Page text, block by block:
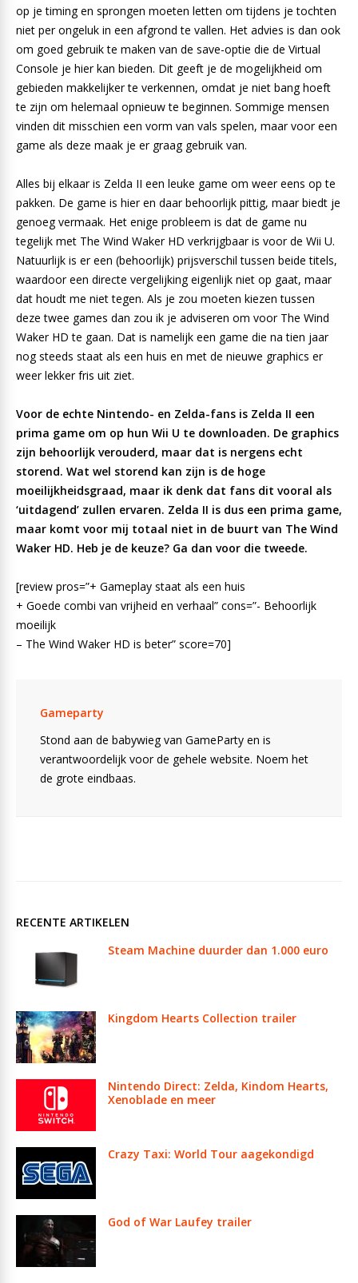
op je timing en sprongen moeten letten om tijdens je tochten
niet per ongeluk in een afgrond te vallen. Het advies is dan ook
om goed gebruik te maken van de save-optie die de Virtual
Console je hier kan bieden. Dit geeft je de mogelijkheid om
gebieden makkelijker te verkennen, omdat je niet bang hoeft
te zijn om helemaal opnieuw te beginnen. Sommige mensen
vinden dit misschien een vorm van vals spelen, maar voor een
game als deze maak je er graag gebruik van.
Alles bij elkaar is Zelda II een leuke game om weer eens op te
pakken. De game is hier en daar behoorlijk pittig, maar biedt je
genoeg vermaak. Het enige probleem is dat de game nu
tegelijk met The Wind Waker HD verkrijgbaar is voor de Wii U.
Natuurlijk is er een (behoorlijk) prijsverschil tussen beide titels,
waardoor een directe vergelijking eigenlijk niet op gaat, maar
dat houdt me niet tegen. Als je zou moeten kiezen tussen
deze twee games dan zou ik je adviseren om voor The Wind
Waker HD te gaan. Dat is namelijk een game die na tien jaar
nog steeds staat als een huis en met de nieuwe graphics er
weer lekker fris uit ziet.
Voor de echte Nintendo- en Zelda-fans is Zelda II een
prima game om op hun Wii U te downloaden. De graphics
zijn behoorlijk verouderd, maar dat is nergens echt
storend. Wat wel storend kan zijn is de hoge
moeilijkheidsgraad, maar ik denk dat fans dit vooral als
‘uitdagend’ zullen ervaren. Zelda II is dus een prima game,
maar komt voor mij totaal niet in de buurt van The Wind
Waker HD. Heb je de keuze? Ga dan voor die tweede.
[review pros=”+ Gameplay staat als een huis
+ Goede combi van vrijheid en verhaal” cons=”- Behoorlijk
moeilijk
– The Wind Waker HD is beter” score=70]
Gameparty
Stond aan de babywieg van GameParty en is
verantwoordelijk voor de gehele website. Noem het
de grote eindbaas.
RECENTE ARTIKELEN
Steam Machine duurder dan 1.000 euro
Kingdom Hearts Collection trailer
Nintendo Direct: Zelda, Kindom Hearts,
Xenoblade en meer
Crazy Taxi: World Tour aagekondigd
God of War Laufey trailer